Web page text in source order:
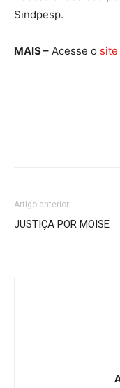
Sindpesp.
MAIS – Acesse o site
Artigo anterior
JUSTIÇA POR MOÏSE